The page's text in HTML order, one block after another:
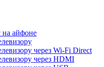
айфоне
через Wi-Fi Direct
через HDMI